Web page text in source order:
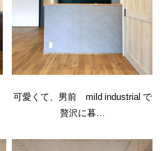
可愛くて、男前 mild industrial で
贅沢に暮…